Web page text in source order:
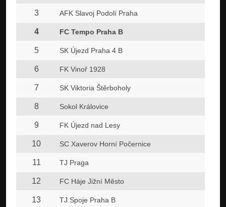
3 AFK Slavoj Podolí Praha
4 FC Tempo Praha B
5 SK Újezd Praha 4 B
6 FK Vinoř 1928
7 SK Viktoria Štěrboholy
8 Sokol Královice
9 FK Újezd nad Lesy
10 SC Xaverov Horní Počernice
11 TJ Praga
12 FC Háje Jižní Město
13 TJ Spoje Praha B